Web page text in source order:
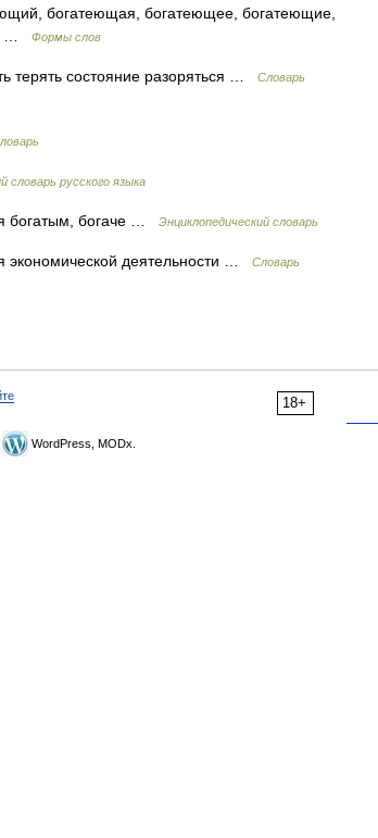
богатеющая, богатеющее, богатеющие,
…
Формы слов
терять состояние разоряться …
Словарь
словарь русского языка
богатым, богаче … Энциклопедический словарь
экономической деятельности …
Словарь
18+
WordPress, MODx.